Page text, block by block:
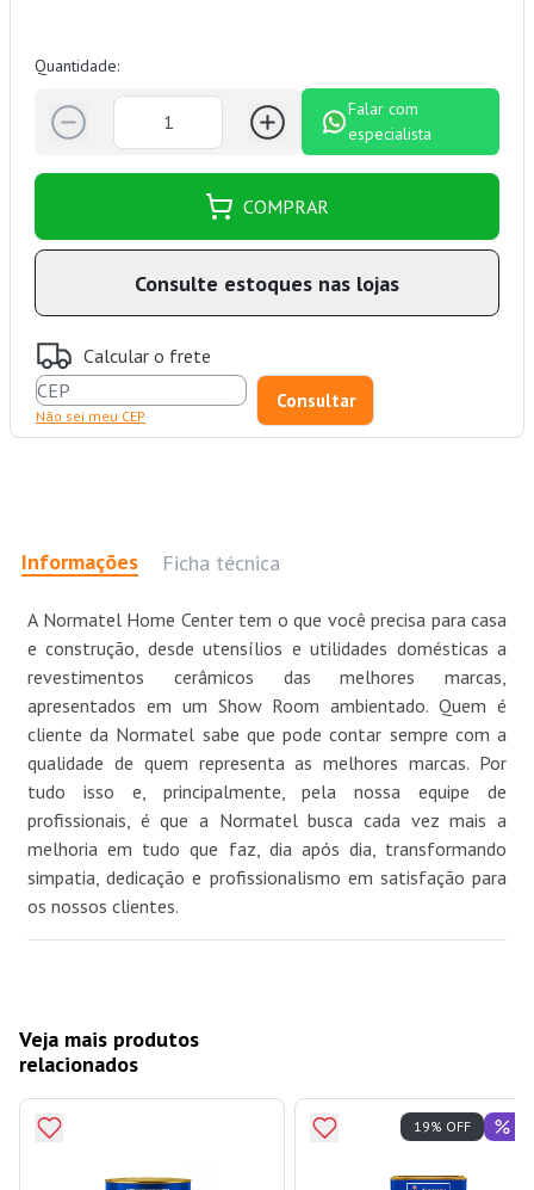
Quantidade:
Falar com
especialista
COMPRAR
Consulte estoques nas lojas
Calcular o frete
Não sei meu CEP
Informações Ficha técnica
A Normatel Home Center tem o que você precisa para casa
e construção, desde utensílios e utilidades domésticas a
revestimentos cerâmicos das melhores marcas,
apresentados em um Show Room ambientado. Quem é
cliente da Normatel sabe que pode contar sempre com a
qualidade de quem representa as melhores marcas. Por
tudo isso e, principalmente, pela nossa equipe de
profissionais, é que a Normatel busca cada vez mais a
melhoria em tudo que faz, dia após dia, transformando
simpatia, dedicação e profissionalismo em satisfação para
os nossos clientes.
Veja mais produtos
relacionados
19% OFF